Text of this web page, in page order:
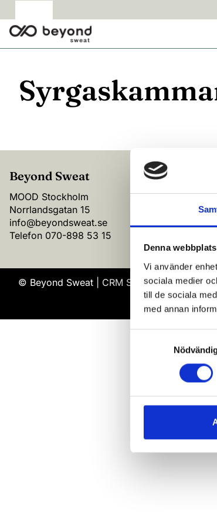
Denna
Vi använder
sociala medier
till de sociala
med annan
Beyond Sweat
MOOD Stockholm
Norrlandsgatan 15
info@beyondsweat.se
Telefon 070-898 53 15
© Beyond Sweat | CRM System